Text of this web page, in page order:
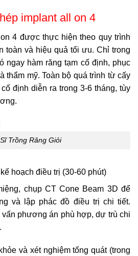
implant all on 4
4 được thực hiện theo quy trình
toàn và hiệu quả tối ưu. Chỉ trong
ngay hàm răng tạm cố định, phục
thẩm mỹ. Toàn bộ quá trình từ cấy
định diễn ra trong 3-6 tháng, tùy
Trồng Răng Giỏi
hoạch điều trị (30-60 phút)
chụp CT Cone Beam 3D để
và lập phác đồ điều trị chi tiết.
phương án phù hợp, dự trù chi
và xét nghiệm tổng quát (trong